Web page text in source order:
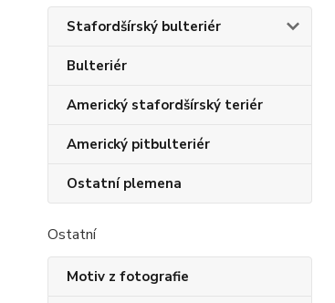
Stafordšírský bulteriér
Bulteriér
Americký stafordšírský teriér
Americký pitbulteriér
Ostatní plemena
Ostatní
Motiv z fotografie